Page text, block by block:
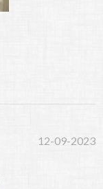
12-09-2023